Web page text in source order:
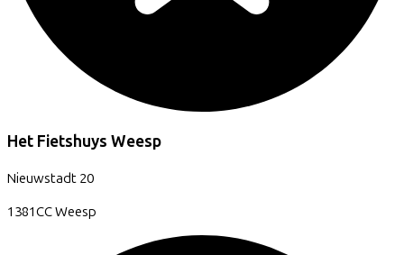
Het Fietshuys Weesp
Nieuwstadt 20
1381CCWeesp